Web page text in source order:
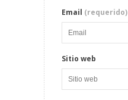
Email (requerido)
Sitio web